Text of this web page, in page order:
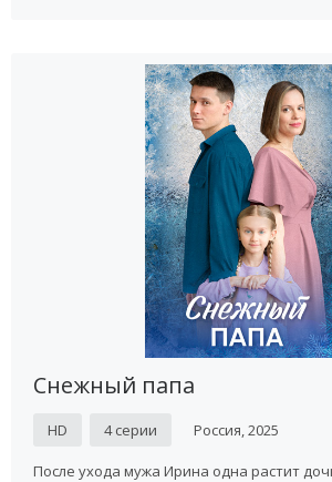
Снежный папа
HD 4 серии Россия, 2025
После ухода мужа Ирина одна растит